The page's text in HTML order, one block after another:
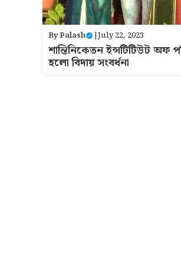
ByPalash |July 22, 2023
শান্তিনিকেতন ইন্সটিটিউট অফ
হলো বিদায় সংবর্ধনা